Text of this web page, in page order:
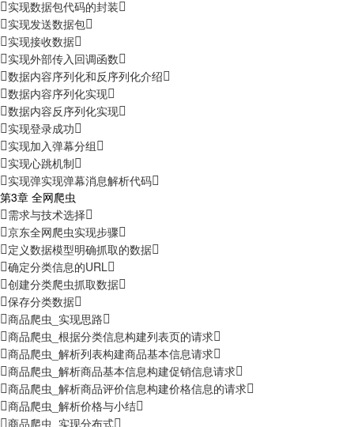
实现数据包代码的封装
实现发送数据包
实现接收数据
实现外部传入回调函数
数据内容序列化和反序列化介绍
数据内容序列化实现
数据内容反序列化实现
实现登录成功
实现加入弹幕分组
实现心跳机制
实现弹实现弹幕消息解析代码
第3章 全网爬虫
需求与技术选择
京东全网爬虫实现步骤
定义数据模型明确抓取的数据
确定分类信息的URL
创建分类爬虫抓取数据
保存分类数据
商品爬虫_实现思路
商品爬虫_根据分类信息构建列表页的请求
商品爬虫_解析列表构建商品基本信息请求
商品爬虫_解析商品基本信息构建促销信息请求
商品爬虫_解析商品评价信息构建价格信息的请求
商品爬虫_解析价格与小结
商品爬虫_实现分布式